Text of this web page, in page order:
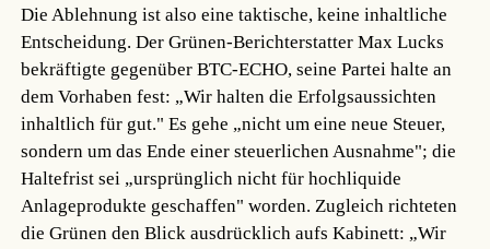
Die Ablehnung ist also eine taktische, keine inhaltliche
Entscheidung. Der Grünen-Berichterstatter Max Lucks
bekräftigte gegenüber BTC-ECHO, seine Partei halte an
dem Vorhaben fest: „Wir halten die Erfolgsaussichten
inhaltlich für gut." Es gehe „nicht um eine neue Steuer,
sondern um das Ende einer steuerlichen Ausnahme"; die
Haltefrist sei „ursprünglich nicht für hochliquide
Anlageprodukte geschaffen" worden. Zugleich richteten
die Grünen den Blick ausdrücklich aufs Kabinett: „Wir